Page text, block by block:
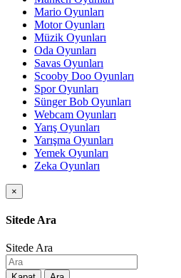
Mario Oyunları
Motor Oyunları
Müzik Oyunları
Oda Oyunları
Savas Oyunları
Scooby Doo Oyunları
Spor Oyunları
Sünger Bob Oyunları
Webcam Oyunları
Yarış Oyunları
Yarışma Oyunları
Yemek Oyunları
Zeka Oyunları
×
Sitede Ara
Sitede Ara